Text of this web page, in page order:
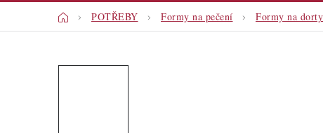
DomůPOTŘEBY Formy na pečení Formy na dorty